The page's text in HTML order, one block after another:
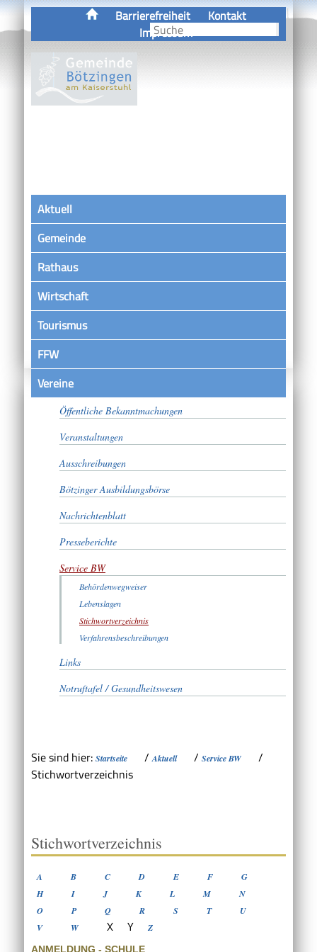
Barrierefreiheit
Kontakt
Impressum
Aktuell
Gemeinde
Rathaus
Wirtschaft
Tourismus
FFW
VereineSatzungen
Öffentliche Bekanntmachungen
Veranstaltungen
Ausschreibungen
Bötzinger Ausbildungsbörse
Nachrichtenblatt
Presseberichte
Service BW
Behördenwegweiser
Lebenslagen
Stichwortverzeichnis
Verfahrensbeschreibungen
Links
Notruftafel / Gesundheitswesen
Sie sind hier: Startseite /Aktuell / Service BW
/
Stichwortverzeichnis
Stichwortverzeichnis
A B C D E F
G
H
I J K L M
N
O
P Q R S T
U
V
W X Y Z
ANMELDUNG - SCHULE